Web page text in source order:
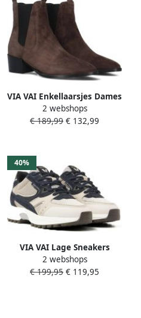
VIA VAI Enkellaarsjes Dames
Rose Andrew Maat: 40
Materiaal: Suède Kleur:
2 webshops
€ 189,99 € 132,99
40%
VIA VAI Lage Sneakers
Dames Danae Vicky Maat:
36 Materiaal: Textiel Kleur:
2 webshops
€ 199,95 € 119,95